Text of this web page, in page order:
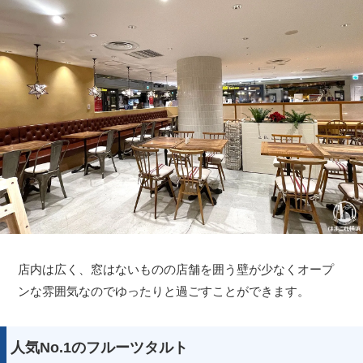
店内は広く、窓はないものの店舗を囲う壁が少なくオープ
ンな雰囲気なのでゆったりと過ごすことができます。
人気No.1のフルーツタルト